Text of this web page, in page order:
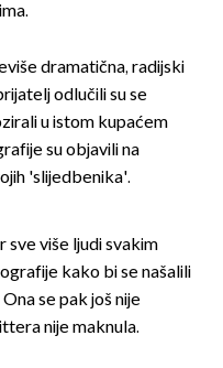
dramatična, radijski
odlučili su se
u istom kupaćem
su objavili na
'slijedbenika'.
sve više ljudi svakim
kako bi se našalili
se pak još nije
nije maknula.